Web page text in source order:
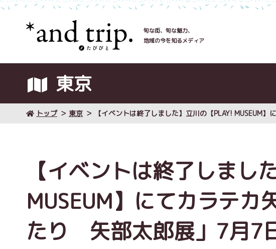
旬な街、旬な魅力、
地域の今を知るメディア
東京
トップ 東京 【イベントは終了しました】立川の【PLAY! MUSEUM
【イベントは終了しまし
MUSEUM】にてカラテカ
たり 矢部太郎展」7月7